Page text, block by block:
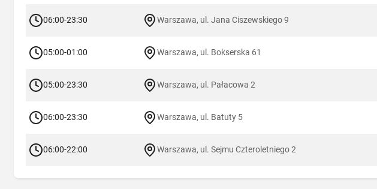
06:00-23:30 Warszawa, ul. Jana Ciszewskiego 9
05:00-01:00 Warszawa, ul. Bokserska 61
05:00-23:30 Warszawa, ul. Pałacowa 2
06:00-23:30 Warszawa, ul. Batuty 5
06:00-22:00 Warszawa, ul. Sejmu Czteroletniego 2